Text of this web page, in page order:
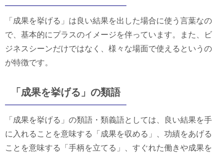
「成果を挙げる」は良い結果を出した場合に使う言葉なの
で、基本的にプラスのイメージを伴っています。また、ビ
ジネスシーンだけではなく、様々な場面で使えるというの
が特徴です。
「成果を挙げる」の類語
「成果を挙げる」の類語・類義語としては、良い結果を手
に入れることを意味する「成果を収める」、功績をあげる
ことを意味する「手柄を立てる」、すぐれた働きや成果を